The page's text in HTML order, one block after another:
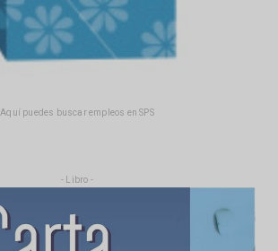
Aquí puedes buscar empleos en SPS
- Libro -